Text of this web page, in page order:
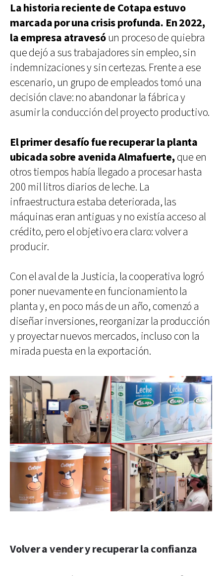
La historia reciente de Cotapa estuvo
marcada por una crisis profunda. En 2022,
la empresa atravesóun proceso de quiebra
que dejó a sus trabajadores sin empleo, sin
indemnizaciones y sin certezas. Frente a ese
escenario, un grupo de empleados tomó una
decisión clave: no abandonar la fábrica y
asumir la conducción del proyecto productivo.
El primer desafío fue recuperar la planta
ubicada sobre avenida Almafuerte,que en
otros tiempos había llegado a procesar hasta
200 mil litros diarios de leche. La
infraestructura estaba deteriorada, las
máquinas eran antiguas y no existía acceso al
crédito, pero el objetivo era claro: volver a
producir.
Con el aval de la Justicia, la cooperativa logró
poner nuevamente en funcionamiento la
planta y, en poco más de un año, comenzó a
diseñar inversiones, reorganizar la producción
y proyectar nuevos mercados, incluso con la
mirada puesta en la exportación.
Volver a vender y recuperar la confianza